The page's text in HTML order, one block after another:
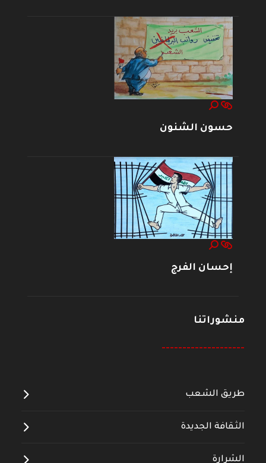
حسون الشنون
إحسان الفرج
منشوراتنا
--------------------
طريق الشعب
الثقافة الجديدة
الشرارة